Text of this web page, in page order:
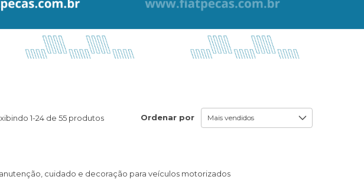
1-24 de 55 produtos Ordenar por
cuidado e decoração para veículos motorizados